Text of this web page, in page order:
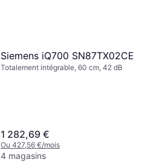
Siemens iQ700 SN87TX02CE
Totalement intégrable, 60 cm, 42 dB
1 282,69 €
Ou 427,56 €/mois
4 magasins